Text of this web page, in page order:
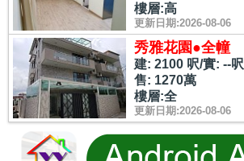
樓層:高
更新日期:2026-08-06
秀雅花園●全幢
建: 2100 呎/實: --呎
售: 1270萬
樓層:全
更新日期:2026-08-06